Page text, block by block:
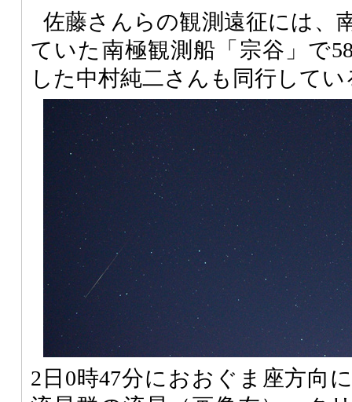
佐藤さんらの観測遠征には、
ていた南極観測船「宗谷」で
した中村純二さんも同行してい
2日0時47分におおぐま座方向